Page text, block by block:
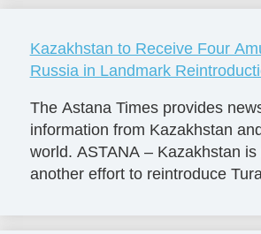
Kazakhstan to Receive Four
Russia in Landmark
The Astana Times provides
information from Kazakhstan
world. ASTANA – Kazakhstan is
another effort to reintroduce